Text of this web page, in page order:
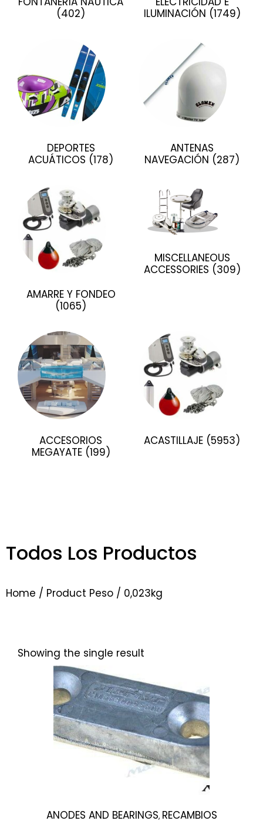
(402)
ILUMINACIÓN (1749)
DEPORTES
ACUÁTICOS (178)
ANTENAS
NAVEGACIÓN (287)
AMARRE Y FONDEO
(1065)
MISCELLANEOUS
ACCESSORIES (309)
ACCESORIOS
MEGAYATE (199)
ACASTILLAJE (5953)
Todos Los Productos
Home / Product Peso / 0,023kg
Showing the single result
ANODES AND BEARINGS, RECAMBIOS